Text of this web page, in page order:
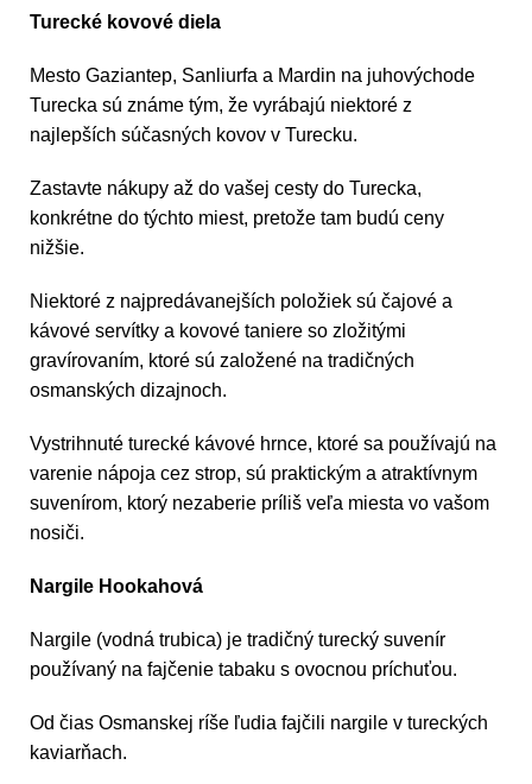
Turecké kovové diela
Mesto Gaziantep, Sanliurfa a Mardin na juhovýchode
Turecka sú známe tým, že vyrábajú niektoré z
najlepších súčasných kovov v Turecku.
Zastavte nákupy až do vašej cesty do Turecka,
konkrétne do týchto miest, pretože tam budú ceny
nižšie.
Niektoré z najpredávanejších položiek sú čajové a
kávové servítky a kovové taniere so zložitými
gravírovaním, ktoré sú založené na tradičných
osmanských dizajnoch.
Vystrihnuté turecké kávové hrnce, ktoré sa používajú na
varenie nápoja cez strop, sú praktickým a atraktívnym
suvenírom, ktorý nezaberie príliš veľa miesta vo vašom
nosiči.
Nargile Hookahová
Nargile (vodná trubica) je tradičný turecký suvenír
používaný na fajčenie tabaku s ovocnou príchuťou.
Od čias Osmanskej ríše ľudia fajčili nargile v tureckých
kaviarňach.